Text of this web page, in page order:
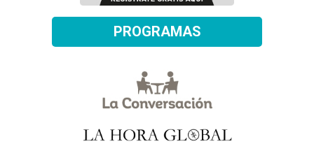
PROGRAMAS